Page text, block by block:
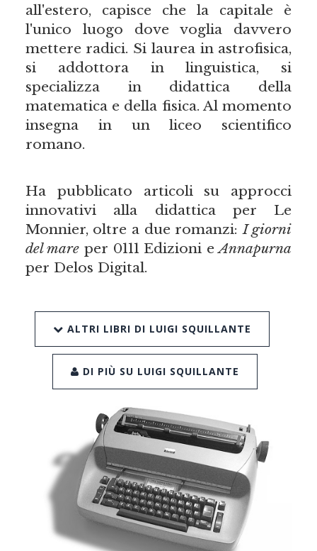
all'estero, capisce che la capitale è
l'unico luogo dove voglia davvero
mettere radici. Si laurea in astrofisica,
si addottora in linguistica, si
specializza in didattica della
matematica e della fisica. Al momento
insegna in un liceo scientifico
romano.
Ha pubblicato articoli su approcci
innovativi alla didattica per Le
Monnier, oltre a due romanzi: I giorni
del mare per 0111 Edizioni eAnnapurna
per Delos Digital.
ALTRI LIBRI DI LUIGI SQUILLANTE
DI PIÙ SU LUIGI SQUILLANTE